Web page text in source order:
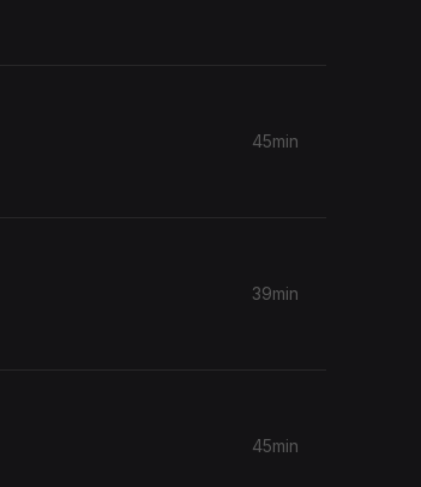
45min
39min
45min